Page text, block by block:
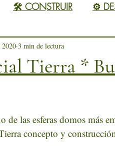
🛠️ CONSTRUIR ⚙️
Tierra *
3 min de lectura
de las esferas domos más
concepto y